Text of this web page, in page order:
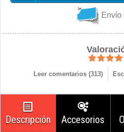
Envío
Leer comentarios (313)
Descripción Accesorios